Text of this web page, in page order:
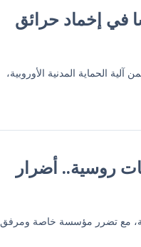
في إخماد حرائق
الحماية المدنية الأوروبية،
روسية.. أضرار
مع تضرر مؤسسة خاصة ومرفق